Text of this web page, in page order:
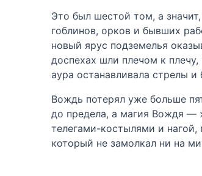
Это был шестой том, а
гоблинов, орков и бывших
новый ярус подземелья
доспехах шли плечом к
аура останавливала стрелы
Вождь потерял уже больше
до предела, а магия Вождя —
телегами-костылями и
который не замолкал ни на